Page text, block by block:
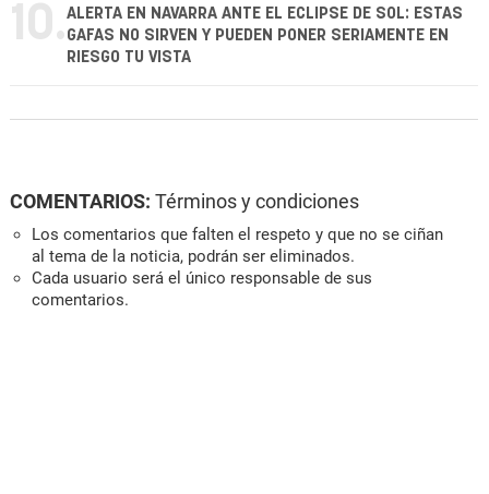
10.ALERTA EN NAVARRA ANTE EL ECLIPSE DE SOL: ESTAS
GAFAS NO SIRVEN Y PUEDEN PONER SERIAMENTE EN
RIESGO TU VISTA
COMENTARIOS: Términos y condiciones
Los comentarios que falten el respeto y que no se ciñan
al tema de la noticia, podrán ser eliminados.
Cada usuario será el único responsable de sus
comentarios.